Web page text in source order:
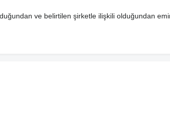
ve belirtilen şirketle ilişkili olduğundan